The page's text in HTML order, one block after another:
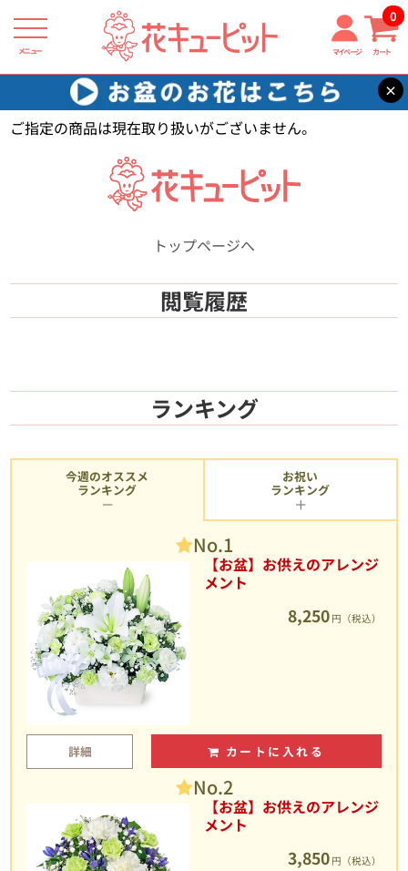
メニュー マイページ カート
0
×
花キューピット 【】
ご指定の商品は現在取り扱いがございません。
トップページへ
閲覧履歴
ランキング
今週のオススメ
ランキング
No.1
【お盆】お供えのアレンジ
メント
8,250 円（税込）
詳細 カートに入れる
No.2
【お盆】お供えのアレンジ
メント
3,850 円（税込）
お祝い
ランキング